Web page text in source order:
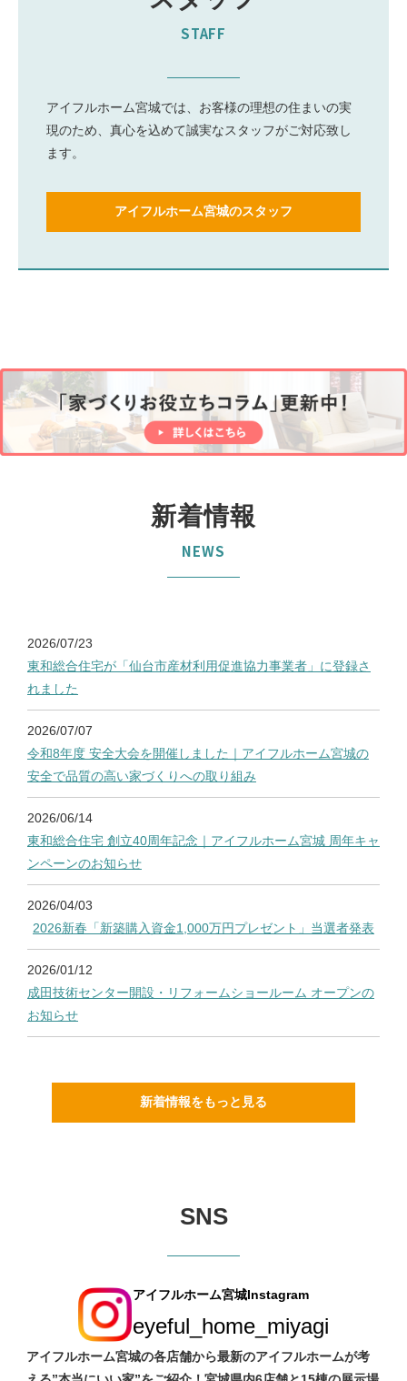
STAFF
アイフルホーム宮城では、お客様の理想の住まいの実
現のため、真心を込めて誠実なスタッフがご対応致し
ます。
アイフルホーム宮城のスタッフ
新着情報
NEWS
2026/07/23
東和総合住宅が「仙台市産材利用促進協力事業者」に登録さ
れました
2026/07/07
令和8年度 安全大会を開催しました｜アイフルホーム宮城の
安全で品質の高い家づくりへの取り組み
2026/06/14
東和総合住宅 創立40周年記念｜アイフルホーム宮城 周年キャ
ンペーンのお知らせ
2026/04/03
2026新春「新築購入資金1,000万円プレゼント」当選者発表
2026/01/12
成田技術センター開設・リフォームショールーム オープンの
お知らせ
新着情報をもっと見る
SNS
アイフルホーム宮城Instagram
eyeful_home_miyagi
アイフルホーム宮城の各店舗から最新のアイフルホームが考